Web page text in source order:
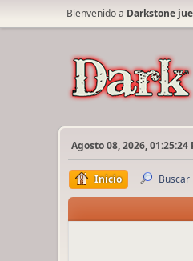
Bienvenido a Darkstone
Agosto 08, 2026, 01:25:24
Inicio Buscar